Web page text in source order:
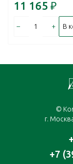
11 165 ₽
– + В
©
г.
+7